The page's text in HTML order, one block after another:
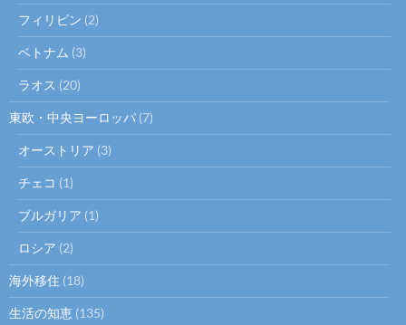
フィリピン (2)
ベトナム (3)
ラオス (20)
東欧・中央ヨーロッパ (7)
オーストリア (3)
チェコ (1)
ブルガリア (1)
ロシア (2)
海外移住 (18)
生活の知恵 (135)